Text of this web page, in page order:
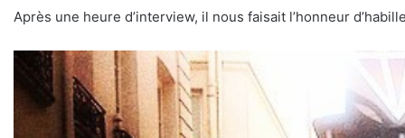
Après une heure d’interview, il nous faisait l’honneur